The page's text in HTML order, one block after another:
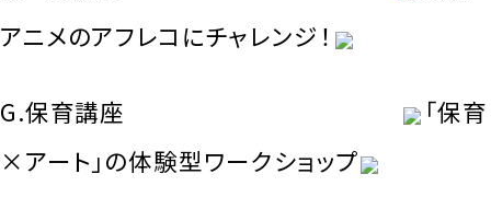
アニメのアフレコにチャレンジ！
G.保育講座
「保育
×アート」の体験型ワークショップ